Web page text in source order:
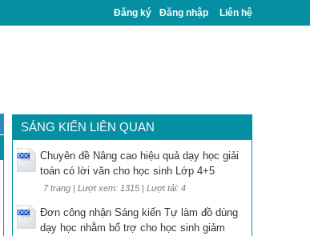
Đăng ký Đăng nhập Liên hệ
SÁNG KIẾN LIÊN QUAN
Chuyên đề Nâng cao hiệu quả dạy học giải
toán có lời văn cho học sinh Lớp 4+5
7 trang | Lượt xem: 1315 | Lượt tải: 4
Đơn công nhận Sáng kiến Tự làm đồ dùng
dạy học nhằm bổ trợ cho học sinh giảm